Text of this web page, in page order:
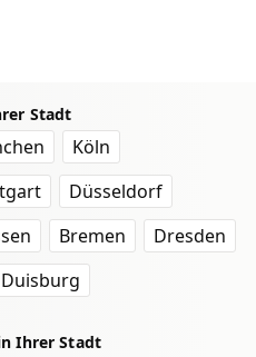
Stadt
Köln
Düsseldorf
Bremen
Dresden
Duisburg
Ihrer Stadt